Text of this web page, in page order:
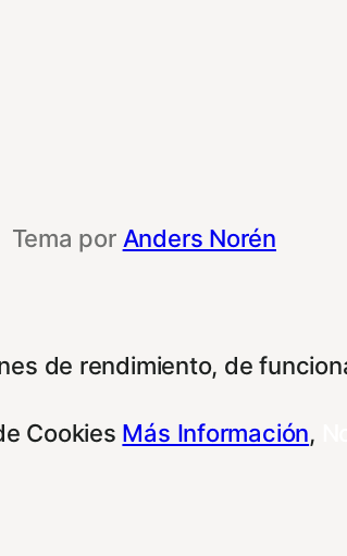
Tema por Anders Norén
de rendimiento, de
Cookies Más Información,